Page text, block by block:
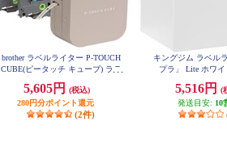
brother ラベルライター P-TOUCH
CUBE(ピータッチ キューブ) ラテ
ープ対応 PT-P300BTLT
5,605円
(税込)
280円分ポイント還元
(2件)
キングジム ラベル
プラ」 Lite ホワ
5,516円
(
発送目安: 10